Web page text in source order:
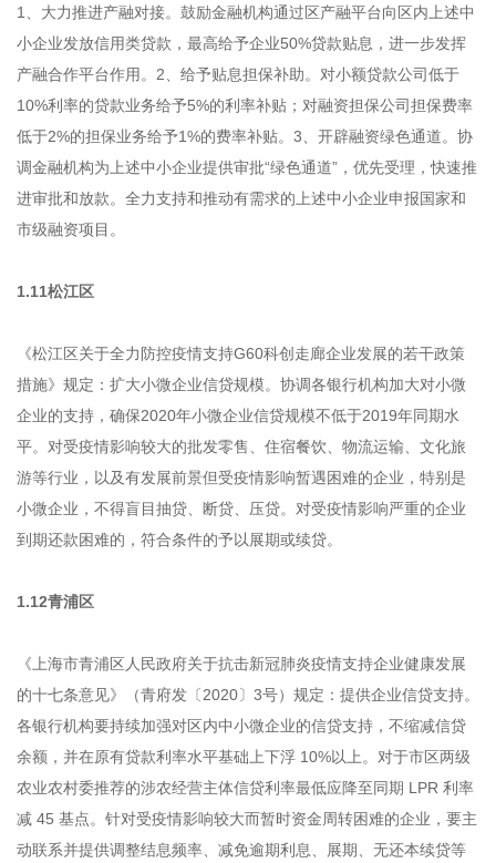
1、大力推进产融对接。鼓励金融机构通过区产融平台向区内上述中
小企业发放信用类贷款，最高给予企业50%贷款贴息，进一步发挥
产融合作平台作用。2、给予贴息担保补助。对小额贷款公司低于
10%利率的贷款业务给予5%的利率补贴；对融资担保公司担保费率
低于2%的担保业务给予1%的费率补贴。3、开辟融资绿色通道。协
调金融机构为上述中小企业提供审批“绿色通道”，优先受理，快速推
进审批和放款。全力支持和推动有需求的上述中小企业申报国家和
市级融资项目。
1.11松江区
《松江区关于全力防控疫情支持G60科创走廊企业发展的若干政策
措施》规定：扩大小微企业信贷规模。协调各银行机构加大对小微
企业的支持，确保2020年小微企业信贷规模不低于2019年同期水
平。对受疫情影响较大的批发零售、住宿餐饮、物流运输、文化旅
游等行业，以及有发展前景但受疫情影响暂遇困难的企业，特别是
小微企业，不得盲目抽贷、断贷、压贷。对受疫情影响严重的企业
到期还款困难的，符合条件的予以展期或续贷。
1.12青浦区
《上海市青浦区人民政府关于抗击新冠肺炎疫情支持企业健康发展
的十七条意见》（青府发〔2020〕3号）规定：提供企业信贷支持。
各银行机构要持续加强对区内中小微企业的信贷支持，不缩减信贷
余额，并在原有贷款利率水平基础上下浮 10%以上。对于市区两级
农业农村委推荐的涉农经营主体信贷利率最低应降至同期 LPR 利率
减 45 基点。针对受疫情影响较大而暂时资金周转困难的企业，要主
动联系并提供调整结息频率、减免逾期利息、展期、无还本续贷等